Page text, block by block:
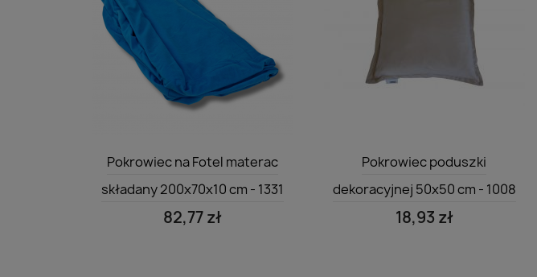
Szybki podgląd
Pokrowiec na Fotel materac
składany 200x70x10 cm - 1331
82,77 zł

Pokrowiec poduszki
dekoracyjnej 50x50 cm - 1008
18,93 zł